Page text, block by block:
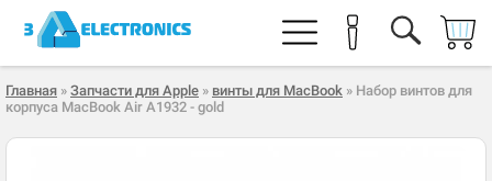
Главная » Запчасти для Apple » винты для MacBook » Набор винтов для
корпуса MacBook Air A1932 - gold